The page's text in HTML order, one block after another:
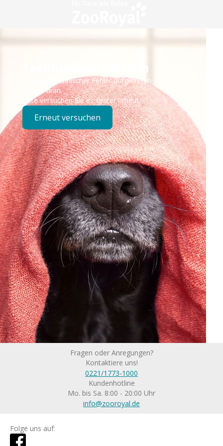
Technisches Problem
Es ist ein technischer Fehler aufgetreten – wir sind
bereits dran.
Bitte versuchen Sie es später erneut.
Erneut versuchen
Fragen oder Anregungen?
Kontaktiere uns!
0221/1773-1000
Kundenhotline
Mo. bis Sa. 8:00 - 20:00 Uhr
info@zooroyal.de
Folge uns auf: